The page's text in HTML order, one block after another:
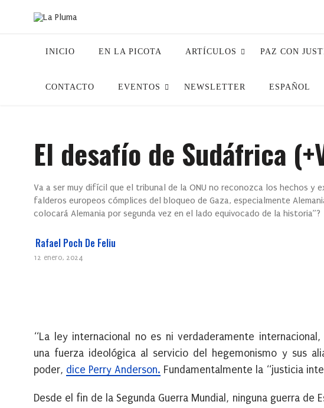
INICIO EN LA PICOTA ARTÍCULOS PAZ CON
CONTACTO EVENTOS NEWSLETTER ESPAÑOL
El desafío de Sudáfrica
Va a ser muy difícil que el tribunal de la ONU no reconozca los hechos y
falderos europeos cómplices del bloqueo de Gaza, especialmente
colocará Alemania por segunda vez en el lado equivocado de la historia”?
Rafael Poch De Feliu
12 enero, 2024
“La ley internacional no es ni verdaderamente
una fuerza ideológica al servicio del hegemonismo y sus
poder, dice Perry Anderson. Fundamentalmente la “justicia
Desde el fin de la Segunda Guerra Mundial, ninguna guerra de